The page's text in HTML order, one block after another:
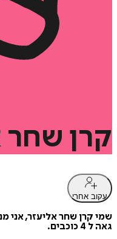
קרן שחר
עקוב אחרי
שמי קרן שחר אליעזר, אני
גאה ל 4 כוכבים.